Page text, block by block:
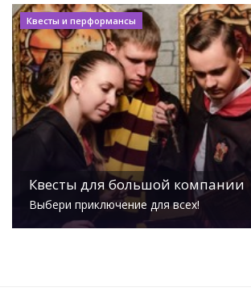
Квесты и перформансы
Квесты для большой компании
Выбери приключение для всех!